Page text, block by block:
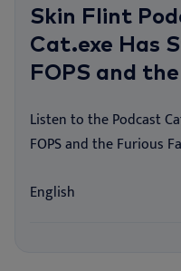
Skin Flint
Cat.exe Has
FOPS and
Listen to the Podcast
FOPS and the Furious
English